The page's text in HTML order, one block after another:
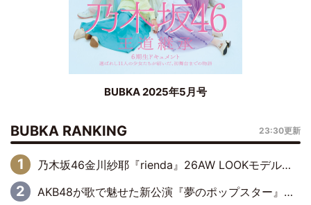
BUBKA 2025年5月号
BUBKA RANKING 23:30更新
乃木坂46金川紗耶『rienda』26AW LOOKモデルに就任
AKB48が歌で魅せた新公演『夢のポップスター』 初日から全身全霊のステージ